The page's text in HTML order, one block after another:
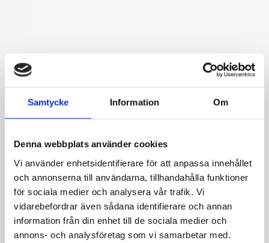
Samtycke Information Om
Denna webbplats använder cookies
Vi använder enhetsidentifierare för att anpassa innehållet
och annonserna till användarna, tillhandahålla funktioner
för sociala medier och analysera vår trafik. Vi
vidarebefordrar även sådana identifierare och annan
information från din enhet till de sociala medier och
annons- och analysföretag som vi samarbetar med.